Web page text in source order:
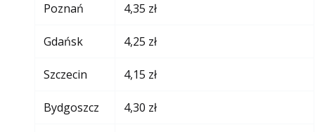
Poznań 4,35 zł
Gdańsk 4,25 zł
Szczecin 4,15 zł
Bydgoszcz 4,30 zł